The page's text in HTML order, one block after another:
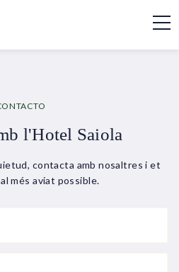
l'Hotel Saiola
contacta amb nosaltres i et
més aviat possible.